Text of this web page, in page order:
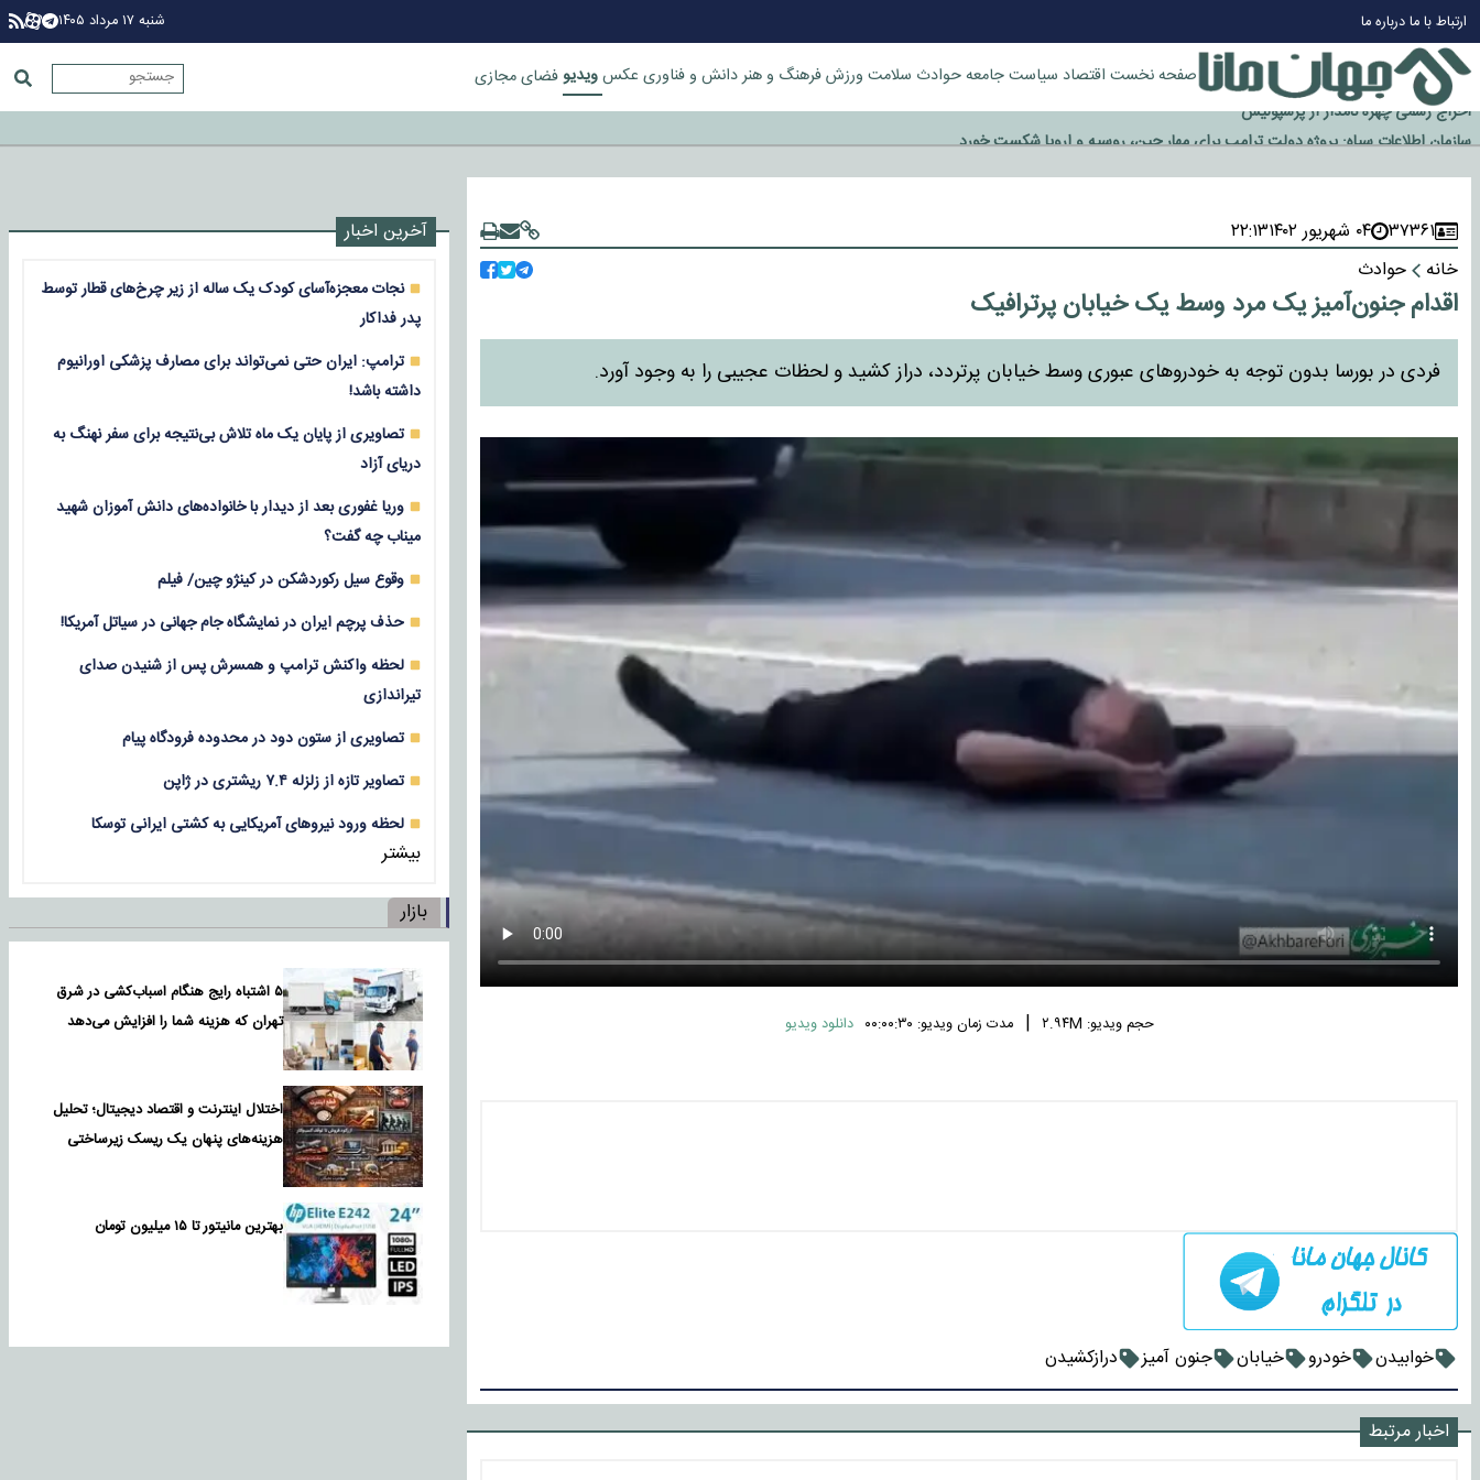
ارتباط با مادرباره ما شنبه ۱۷ مرداد ۱۴۰۵
صفحه نخست اقتصاد سیاستجامعهحوادث سلامت ورزشفرهنگ و هنردانش و فناوری عکسویدیوفضای مجازی
چرا طلا دوباره افزایشی شد؟
گزینه جدایی اوسمار روی میز مدیران پرسپولیس
آیا رئیس جمهور آمریکا قانون را دور می‌زند؟
اخراج رسمی چهره نامدار از پرسپولیس
سازمان اطلاعات سپاه: پروژه دولت ترامپ برای مهار چین، روسیه و اروپا شکست خورد
۳۷۳۶۱ ۰۴ شهریور ۱۴۰۲
۲۲:۱۳
خانه
حوادث
اقدام جنون‌آمیز یک مرد وسط یک خیابان پرترافیک
فردی در بورسا بدون توجه به خودروهای عبوری وسط خیابان پرتردد، دراز کشید و لحظات عجیبی را به وجود آورد.
حجم ویدیو: ۲.۹۴M | مدت زمان ویدیو: ۰۰:۰۰:۳۰ دانلود ویدیو
خوابیدن خودرو خیابان جنون آمیز درازکشیدن
اخبار مرتبط
آخرین اخبار
نجات معجزه‌آسای کودک یک ساله از زیر چرخ‌های قطار توسط
پدر فداکار
ترامپ: ایران حتی نمی‌تواند برای مصارف پزشکی اورانیوم
داشته باشد!
تصاویری از پایان یک ماه تلاش بی‌نتیجه برای سفر نهنگ به
دریای آزاد
وریا غفوری بعد از دیدار با خانواده‌های دانش آموزان شهید
میناب چه گفت؟
وقوع سیل رکوردشکن در کینژو چین/ فیلم
حذف پرچم ایران در نمایشگاه جام جهانی در سیاتل آمریکا!
لحظه واکنش ترامپ و همسرش پس از شنیدن صدای
تیراندازی
تصاویری از ستون دود در محدوده فرودگاه پیام
تصاویر تازه از زلزله‌ ۷.۴ ریشتری در ژاپن
لحظه ورود نیروهای آمریکایی به کشتی ایرانی توسکا
بیشتر
بازار
۵ اشتباه رایج هنگام اسباب‌کشی در شرق
تهران که هزینه شما را افزایش می‌دهد
اختلال اینترنت و اقتصاد دیجیتال؛ تحلیل
هزینه‌های پنهان یک ریسک زیرساختی
بهترین مانیتور تا ۱۵ میلیون تومان